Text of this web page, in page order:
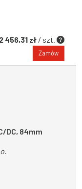
2 456,31 zł / szt.
Zamów
DC, 84mm